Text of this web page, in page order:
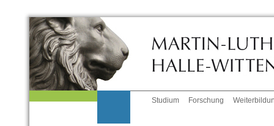
Studium Forschung